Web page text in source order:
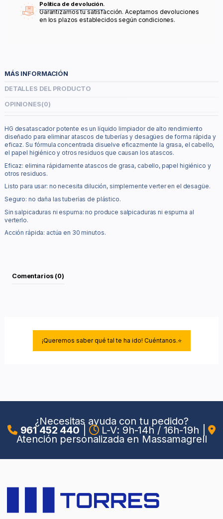
Política de devolución.
Garantizamos tu satisfacción. Aceptamos devoluciones
en los plazos establecidos según condiciones.
MÁS INFORMACIÓN
DETALLES DEL PRODUCTO
OPINIONES(0)
HG desatascador potente es un líquido limpiador de alto rendimiento
diseñado para eliminar atascos de tuberías y desagües de forma rápida y
eficaz. Su fórmula concentrada disuelve eficazmente la grasa, el cabello,
el papel higiénico y otros residuos que causan los atascos.
Eficaz: elimina rápidamente atascos de grasa, cabello, papel higiénico y
otros residuos.
Listo para usar: no necesita dilución, simplemente verter en el desagüe.
Seguro: no daña las tuberías de plástico.
Sin salpicaduras ni espuma: no produce salpicaduras ni espuma al
verterlo.
Acción rápida: actúa en 30 minutos.
Comentarios (0)
¡Queremos saber qué tal te ha ido! Cuéntanos.⭐
¿Necesitas ayuda con tu pedido?
961 452 440 L-V: 9h-14h / 16h-19h
Atención personalizada en Massamagrell